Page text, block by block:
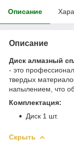
Описание
Описание
Диск алмазный
- это
твердых
напылением, что
Комплектация:
Диск 1 шт.
Скрыть